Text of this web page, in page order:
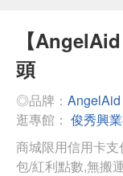
【
頭
◎品牌：
逛專館： 俊秀興
商城限用信用卡
包/紅利點數,無搬